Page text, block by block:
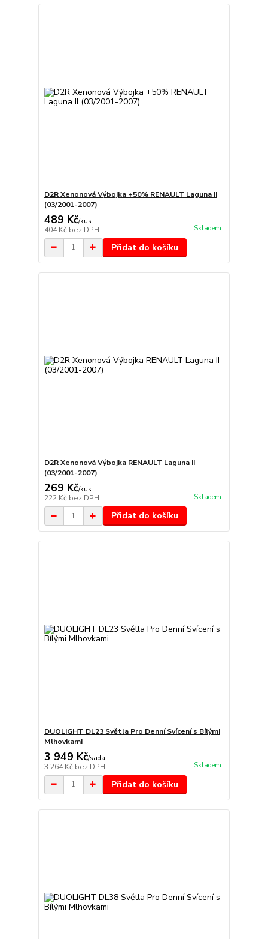
D2R Xenonová Výbojka +50% RENAULT Laguna II
(03/2001-2007)
489 Kč/kus
404 Kč bez DPH Skladem
Přidat do košíku
D2R Xenonová Výbojka RENAULT Laguna II
(03/2001-2007)
269 Kč/kus
222 Kč bez DPH Skladem
Přidat do košíku
DUOLIGHT DL23 Světla Pro Denní Svícení s Bílými
Mlhovkami
3 949 Kč/sada
3 264 Kč bez DPH Skladem
Přidat do košíku